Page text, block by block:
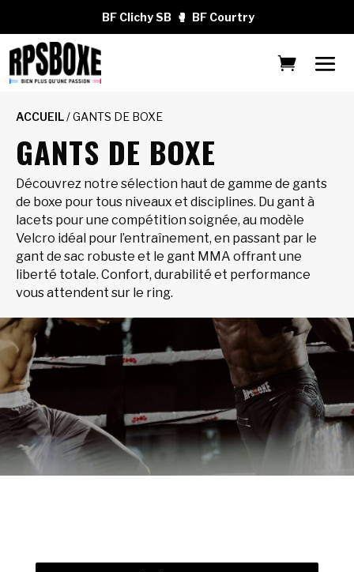
BF Clichy SB 🥊 BF Courtry
ACCUEIL/ GANTS DE BOXE
GANTS DE BOXE
Découvrez notre sélection haut de gamme de gants
de boxe pour tous niveaux et disciplines. Du gant à
lacets pour une compétition soignée, au modèle
Velcro idéal pour l’entraînement, en passant par le
gant de sac robuste et le gant MMA offrant une
liberté totale. Confort, durabilité et performance
vous attendent sur le ring.